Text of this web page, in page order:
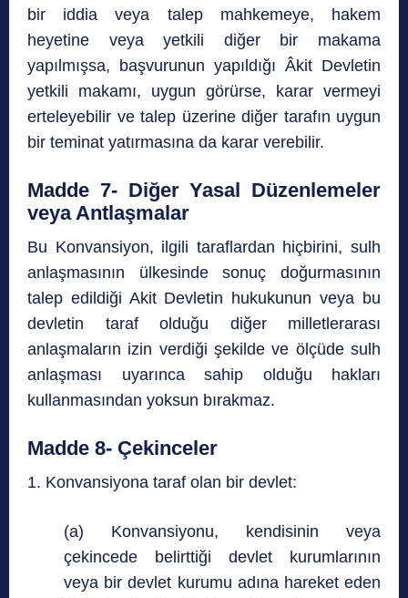
bir iddia veya talep mahkemeye, hakem
heyetine veya yetkili diğer bir makama
yapılmışsa, başvurunun yapıldığı Âkit Devletin
yetkili makamı, uygun görürse, karar vermeyi
erteleyebilir ve talep üzerine diğer tarafın uygun
bir teminat yatırmasına da karar verebilir.
Madde 7- Diğer Yasal Düzenlemeler
veya Antlaşmalar
Bu Konvansiyon, ilgili taraflardan hiçbirini, sulh
anlaşmasının ülkesinde sonuç doğurmasının
talep edildiği Akit Devletin hukukunun veya bu
devletin taraf olduğu diğer milletlerarası
anlaşmaların izin verdiği şekilde ve ölçüde sulh
anlaşması uyarınca sahip olduğu hakları
kullanmasından yoksun bırakmaz.
Madde 8- Çekinceler
1. Konvansiyona taraf olan bir devlet:
(a) Konvansiyonu, kendisinin veya
çekincede belirttiği devlet kurumlarının
veya bir devlet kurumu adına hareket eden